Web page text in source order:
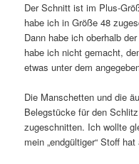
Der Schnitt ist im Plus-
habe ich in Größe 48
Dann habe ich oberhalb
habe ich nicht gemacht,
etwas unter dem
Die Manschetten und die
Belegstücke für den
zugeschnitten. Ich wollte
mein „endgültiger“ Stoff